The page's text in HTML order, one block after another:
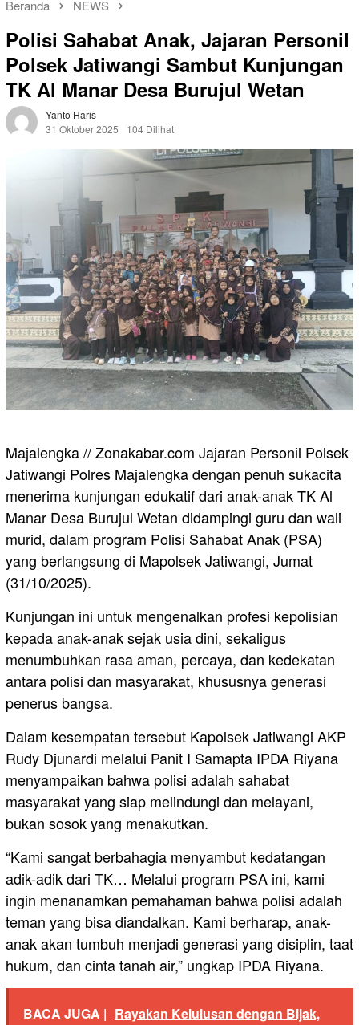
Beranda NEWS
Polisi Sahabat Anak, Jajaran Personil
Polsek Jatiwangi Sambut Kunjungan
TK Al Manar Desa Burujul Wetan
Yanto Haris
31 Oktober 2025
104 Dilihat
Majalengka // Zonakabar.com Jajaran Personil Polsek
Jatiwangi Polres Majalengka dengan penuh sukacita
menerima kunjungan edukatif dari anak-anak TK Al
Manar Desa Burujul Wetan didampingi guru dan wali
murid, dalam program Polisi Sahabat Anak (PSA)
yang berlangsung di Mapolsek Jatiwangi, Jumat
(31/10/2025).
Kunjungan ini untuk mengenalkan profesi kepolisian
kepada anak-anak sejak usia dini, sekaligus
menumbuhkan rasa aman, percaya, dan kedekatan
antara polisi dan masyarakat, khususnya generasi
penerus bangsa.
Dalam kesempatan tersebut Kapolsek Jatiwangi AKP
Rudy Djunardi melalui Panit I Samapta IPDA Riyana
menyampaikan bahwa polisi adalah sahabat
masyarakat yang siap melindungi dan melayani,
bukan sosok yang menakutkan.
“Kami sangat berbahagia menyambut kedatangan
adik-adik dari TK… Melalui program PSA ini, kami
ingin menanamkan pemahaman bahwa polisi adalah
teman yang bisa diandalkan. Kami berharap, anak-
anak akan tumbuh menjadi generasi yang disiplin, taat
hukum, dan cinta tanah air,” ungkap IPDA Riyana.
BACA JUGA | Rayakan Kelulusan dengan Bijak,